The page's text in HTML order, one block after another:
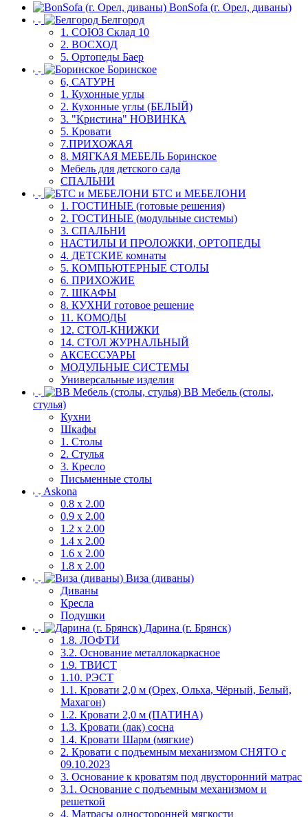
BonSofa (г. Орел, диваны)
Белгород
1. СОЮЗ Склад 10
2. ВОСХОД
5. Ортопеды Баер
Боринское
6, САТУРН
1. Кухонные углы
2. Кухонные углы (БЕЛЫЙ)
3. "Кристина" НОВИНКА
5. Кровати
7.ПРИХОЖАЯ
8. МЯГКАЯ МЕБЕЛЬ Боринское
Мебель для детского сада
СПАЛЬНИ
БТС и МЕБЕЛОНИ
1. ГОСТИНЫЕ (готовые решения)
2. ГОСТИНЫЕ (модульные системы)
3. СПАЛЬНИ
НАСТИЛЫ И ПРОЛОЖКИ, ОРТОПЕДЫ
4. ДЕТСКИЕ комнаты
5. КОМПЬЮТЕРНЫЕ СТОЛЫ
6. ПРИХОЖИЕ
7. ШКАФЫ
8. КУХНИ готовое решение
11. КОМОДЫ
12. СТОЛ-КНИЖКИ
14. СТОЛ ЖУРНАЛЬНЫЙ
АКСЕССУАРЫ
МОДУЛЬНЫЕ СИСТЕМЫ
Универсальные изделия
ВВ Мебель (столы,
стулья)
Кухни
Шкафы
1. Столы
2. Стулья
3. Кресло
Письменные столы
Askona
0.8 х 2.00
0.9 х 2.00
1.2 х 2.00
1.4 х 2.00
1.6 х 2.00
1.8 х 2.00
Виза (диваны)
Диваны
Кресла
Подушки
Дарина (г. Брянск)
1.8. ЛОФТИ
3.2. Основание металлокаркасное
1.9. ТВИСТ
1.10. РЭСТ
1.1. Кровати 2,0 м (Орех, Ольха, Чёрный, Белый,
Махагон)
1.2. Кровати 2,0 м (ПАТИНА)
1.3. Кровати (лак) сосна
1.4. Кровати Шарм (мягкие)
2. Кровати с подъемным механизмом СНЯТО с
09.10.2023
3. Основание к кроватям под двусторонний матрас
3.1. Основание с подъемным механизмом и
решеткой
4. Матрасы односторонней мягкости